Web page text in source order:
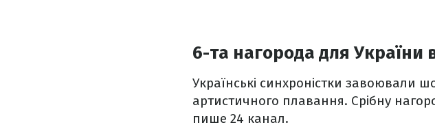
6-та нагорода для України
Українські синхроністки завоювали
артистичного плавання. Срібну
пише 24 канал.